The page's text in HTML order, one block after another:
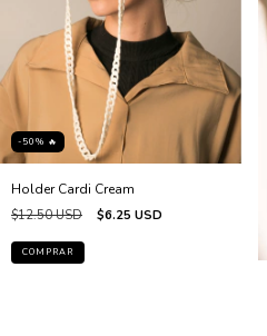
-50% 🔥
Holder Cardi Cream
$12.50 USD $6.25 USD